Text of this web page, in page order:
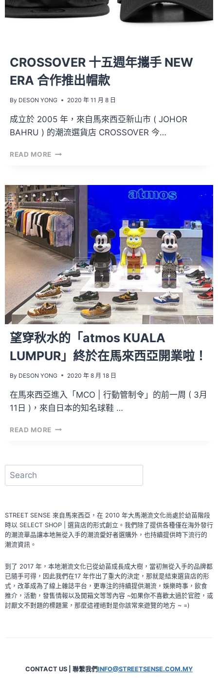
位
置
CROSSOVER 十五週年攜手 NEW
ERA 合作推出帽款
By DESON YONG 2020 年 11 月 8 日
成立於 2005 年，來自馬來西亞新山市 ( JOHOR
BAHRU ) 的潮流選貨店 CROSSOVER 今…
READ MORE CROSSOVER
年
攜
手
NEW
ERA
合
作
出
帽
款
望穿秋水的「atmos KUALA
LUMPUR」終於在馬來西亞開業啦！
By DESON YONG 2020 年 8 月 18 日
在馬來西亞進入「MCO | 行動管制令」的前一周 ( 3月
11日 )，來自日本的知名球鞋 …
READ MORE 望
的
KUALA
於
在
馬
亞
開
業
啦！
搜
尋
STREET SENSE 來自馬來西亞，在 2010 年大馬潮流文化尚處於幼苗階段
時以 SELECT SHOP | 選貨店的形式創立。我們除了提供各種僅在海外發行
的潮流單品讓本地無從入手的潮流愛好者選購外，也持續提供時下流行的
潮流資訊。
到了 2017 年，本地潮流文化已從幼苗成長成大樹，當初無從入手的品牌都
已隨手可得，因此我們在17 年作出了重大的決定，那就是結束選貨店的形
式，改革成為了線上雜誌平台，更專注的持續提供潮流，娛樂時事，飲食
推介，活動，發售情報以及開箱文等等內容 ~如果你不喜歡太過於官腔，或
討厭文不對題的標題黨，那麼這裡絕對是你該常來遊覽的地方 ~ =)
CONTACT US | 聯繫我們INFO@STREETSENSE.COM.MY